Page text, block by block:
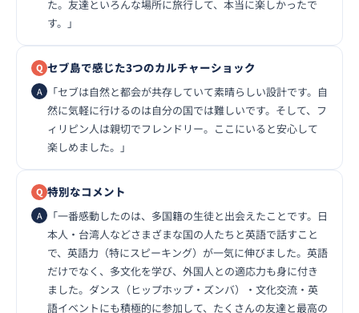
た。友達といろんな場所に旅行して、本当に楽しかったで
す。」
セブ島で感じた3つのカルチャーショック
「セブは自然と都会が共存していて素晴らしい設計です。自
然に気軽に行けるのは自分の国では難しいです。そして、フ
ィリピン人は親切でフレンドリー。ここにいると安心して
楽しめました。」
特別なコメント
「一番感動したのは、多国籍の生徒と出会えたことです。日
本人・台湾人などさまざまな国の人たちと英語で話すこと
で、英語力（特にスピーキング）が一気に伸びました。英語
だけでなく、多文化を学び、外国人との適応力も身に付き
ました。ダンス（ヒップホップ・ズンバ）・文化交流・英
語イベントにも積極的に参加して、たくさんの友達と最高の